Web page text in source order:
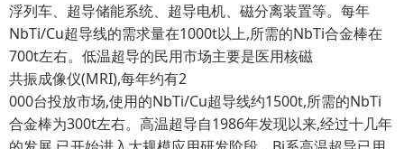
浮列车、超导储能系统、超导电机、磁分离装置等。每年
NbTi/Cu超导线的需求量在1000t以上,所需的NbTi合金棒在
700t左右。低温超导的民用市场主要是医用核磁
共振成像仪(MRI),每年约有2
000台投放市场,使用的NbTi/Cu超导线约1500t,所需的NbTi
合金棒为300t左右。高温超导自1986年发现以来,经过十几年